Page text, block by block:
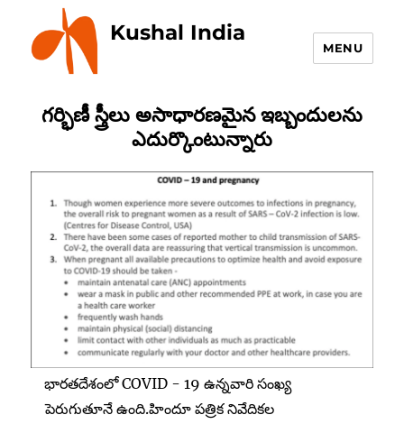
Kushal India
MENU
గర్భిణీ స్త్రీలు అసాధారణమైన ఇబ్బందులను
ఎదుర్కొంటున్నారు
భారతదేశంలో COVID - 19 ఉన్నవారి సంఖ్య
పెరుగుతూనే ఉంది.హిందూ పత్రిక నివేదికల